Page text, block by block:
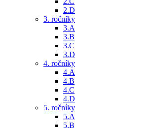
2.D
3. ročníky
3.A
3.B
3.C
3.D
4. ročníky
4.A
4.B
4.C
4.D
5. ročníky
5.A
5.B